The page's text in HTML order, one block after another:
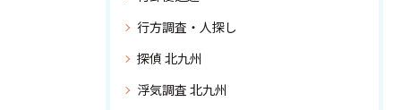
行方調査・人探し
探偵 北九州
浮気調査 北九州